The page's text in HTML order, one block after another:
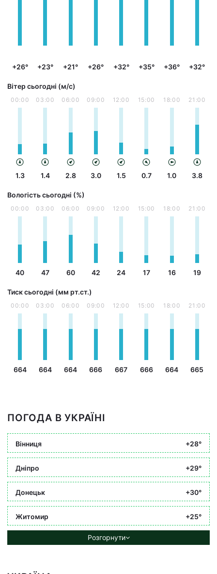
+26° +23° +21° +26° +32° +35° +36° +32°
Вітер сьогодні (м/с)
00:00
1.3
03:00
1.4
06:00
2.8
09:00
3.0
12:00
1.5
15:00
0.7
18:00
1.0
21:00
3.8
Вологість сьогодні (%)
00:00
40
03:00
47
06:00
60
09:00
42
12:00
24
15:00
17
18:00
16
21:00
19
Тиск сьогодні (мм рт.ст.)
00:00
664
03:00
664
06:00
664
09:00
666
12:00
667
15:00
666
18:00
664
21:00
665
ПОГОДА В УКРАЇНІ
Вінниця +28°
Дніпро +29°
Донецьк +30°
Житомир +25°
Розгорнути